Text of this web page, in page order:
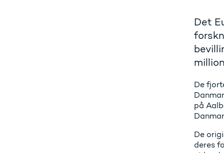
Det
De
på
De
deres